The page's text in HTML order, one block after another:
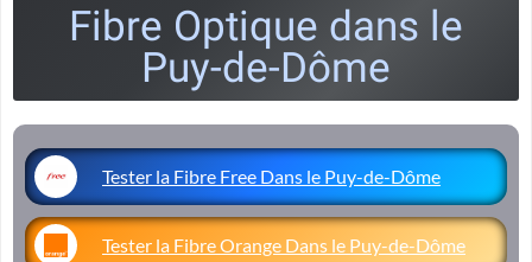
Fibre Optique dans le
Puy-de-Dôme
Tester la Fibre Free Dans le Puy-de-Dôme
Tester la Fibre Orange Dans le Puy-de-Dôme